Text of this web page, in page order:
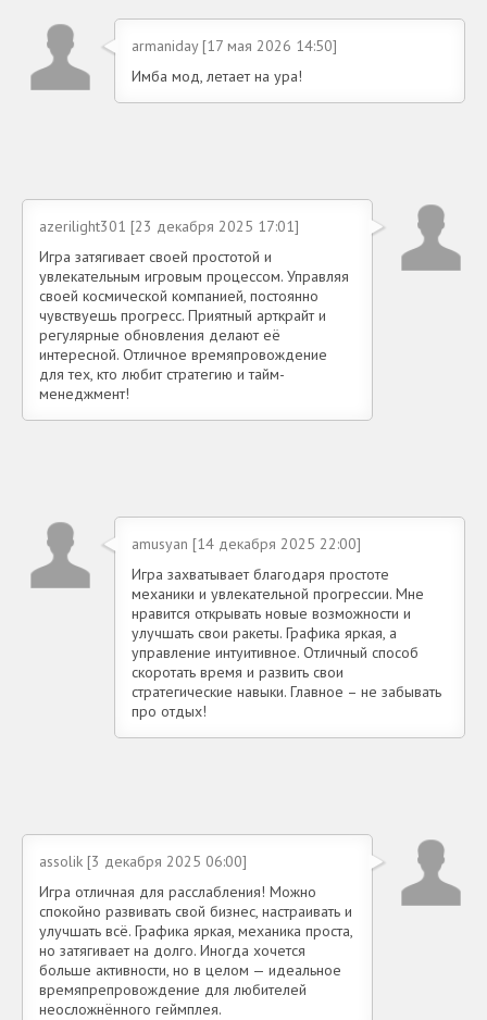
armaniday [17 мая 2026 14:50]
Имба мод, летает на ура!
azerilight301 [23 декабря 2025 17:01]
Игра затягивает своей простотой и
увлекательным игровым процессом. Управляя
своей космической компанией, постоянно
чувствуешь прогресс. Приятный арткрайт и
регулярные обновления делают её
интересной. Отличное времяпровождение
для тех, кто любит стратегию и тайм-
менеджмент!
amusyan [14 декабря 2025 22:00]
Игра захватывает благодаря простоте
механики и увлекательной прогрессии. Мне
нравится открывать новые возможности и
улучшать свои ракеты. Графика яркая, а
управление интуитивное. Отличный способ
скоротать время и развить свои
стратегические навыки. Главное – не забывать
про отдых!
assolik [3 декабря 2025 06:00]
Игра отличная для расслабления! Можно
спокойно развивать свой бизнес, настраивать и
улучшать всё. Графика яркая, механика проста,
но затягивает на долго. Иногда хочется
больше активности, но в целом — идеальное
времяпрепровождение для любителей
неосложнённого геймплея.